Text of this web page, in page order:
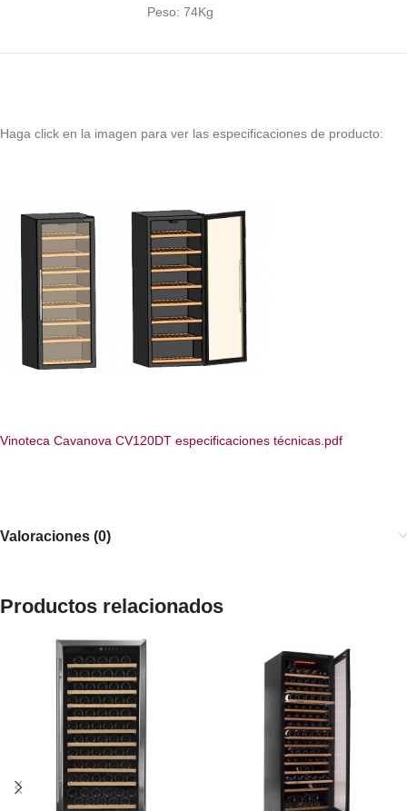
Peso: 74Kg
Haga click en la imagen para ver las especificaciones de producto:
Vinoteca Cavanova CV120DT especificaciones técnicas.pdf
Valoraciones (0)
Productos relacionados